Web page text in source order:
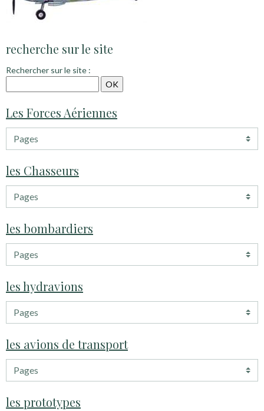
recherche sur le site
Rechercher sur le site :
Les Forces Aériennes
les Chasseurs
les bombardiers
les hydravions
les avions de transport
les prototypes